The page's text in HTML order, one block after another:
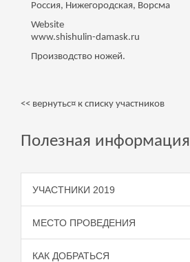
Россия, Нижегородская, Ворсма
Website
www.shishulin-damask.ru
Производство ножей.
<< вернутьс¤ к списку участников
Полезная информация
УЧАСТНИКИ 2019
МЕСТО ПРОВЕДЕНИЯ
КАК ДОБРАТЬСЯ